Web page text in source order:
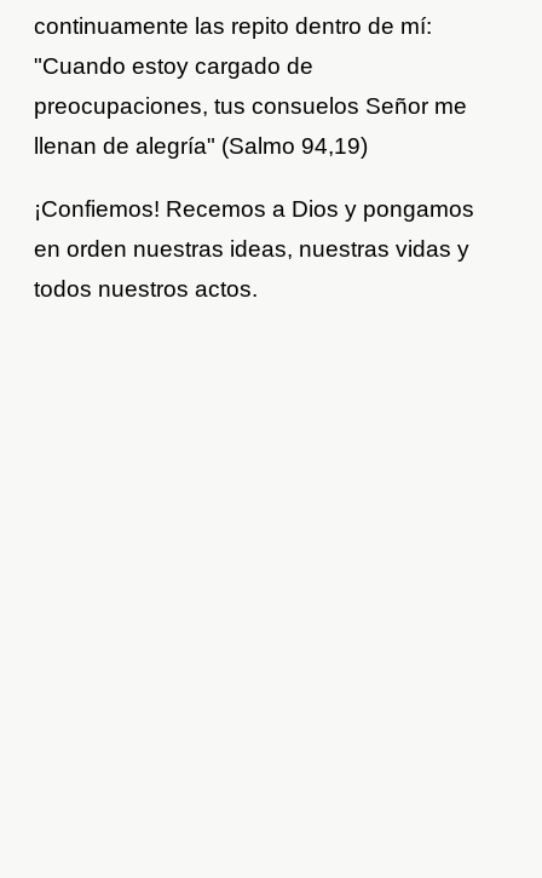
continuamente las repito dentro de mí:
"Cuando estoy cargado de
preocupaciones, tus consuelos Señor me
llenan de alegría" (Salmo 94,19)
¡Confiemos! Recemos a Dios y pongamos
en orden nuestras ideas, nuestras vidas y
todos nuestros actos.